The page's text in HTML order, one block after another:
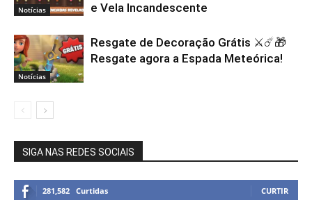
Notícias
e Vela Incandescente
Notícias
Resgate de Decoração Grátis ⚔️☄️🎁
Resgate agora a Espada Meteórica!
SIGA NAS REDES SOCIAIS
281,582 Curtidas CURTIR